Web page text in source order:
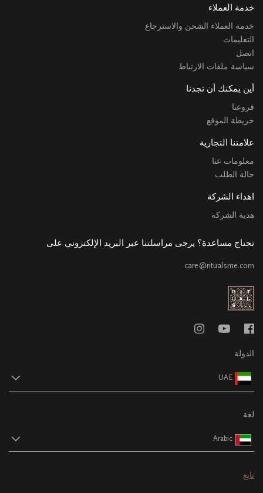
خدمة العملاء
خدمة العملاء الشحن والاسترجاع
التعليمات
اتصل
سياسة ملفات الارتباط
أين يمكنك أن تجدنا
فروعنا
خريطة الموقع
علامتنا التجارية
معلومات عنا
حالة الطلب
اهداء الشركة
هدية الشركة
تحتاج مساعدة؟ يرجى مراسلتنا عبر البريد الإلكتروني على
care@ritualsme.com
الدولة
UAE
لغة
Arabic
تابع